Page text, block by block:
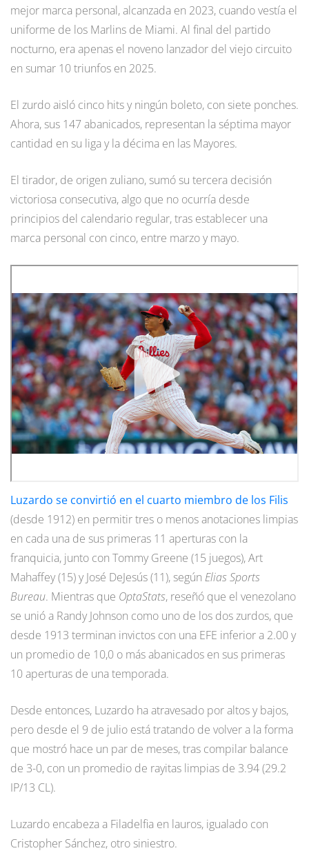
mejor marca personal, alcanzada en 2023, cuando vestía el
uniforme de los Marlins de Miami. Al final del partido
nocturno, era apenas el noveno lanzador del viejo circuito
en sumar 10 triunfos en 2025.
El zurdo aisló cinco hits y ningún boleto, con siete ponches.
Ahora, sus 147 abanicados, representan la séptima mayor
cantidad en su liga y la décima en las Mayores.
El tirador, de origen zuliano, sumó su tercera decisión
victoriosa consecutiva, algo que no ocurría desde
principios del calendario regular, tras establecer una
marca personal con cinco, entre marzo y mayo.
Luzardo se convirtió en el cuarto miembro de los Filis
(desde 1912) en permitir tres o menos anotaciones limpias
en cada una de sus primeras 11 aperturas con la
franquicia, junto con Tommy Greene (15 juegos), Art
Mahaffey (15) y José DeJesús (11), según Elias Sports
Bureau. Mientras que OptaStats, reseñó que el venezolano
se unió a Randy Johnson como uno de los dos zurdos, que
desde 1913 terminan invictos con una EFE inferior a 2.00 y
un promedio de 10,0 o más abanicados en sus primeras
10 aperturas de una temporada.
Desde entonces, Luzardo ha atravesado por altos y bajos,
pero desde el 9 de julio está tratando de volver a la forma
que mostró hace un par de meses, tras compilar balance
de 3-0, con un promedio de rayitas limpias de 3.94 (29.2
IP/13 CL).
Luzardo encabeza a Filadelfia en lauros, igualado con
Cristopher Sánchez, otro siniestro.